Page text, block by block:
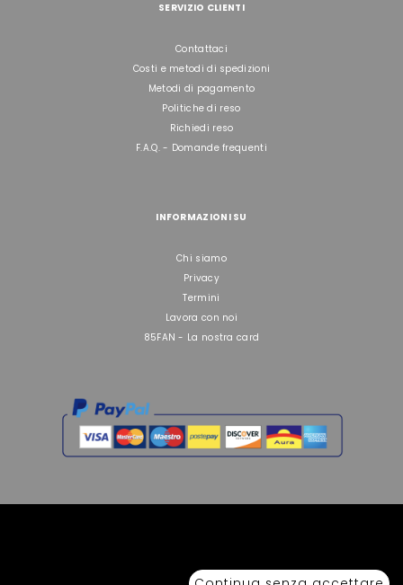
SERVIZIO CLIENTI
Contattaci
Costi e metodi di spedizioni
Metodi di pagamento
Politiche di reso
Richiedi reso
F.A.Q. - Domande frequenti
INFORMAZIONI SU
Chi siamo
Privacy
Termini
Lavora con noi
85FAN - La nostra card
anche parziale.